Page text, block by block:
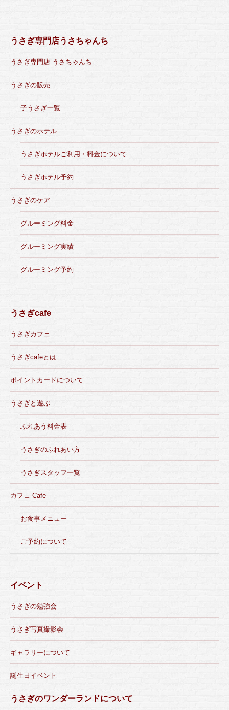
うさぎ専門店うさちゃんち
うさぎ専門店 うさちゃんち
うさぎの販売
子うさぎ一覧
うさぎのホテル
うさぎホテルご利用・料金について
うさぎホテル予約
うさぎのケア
グルーミング料金
グルーミング実績
グルーミング予約
うさぎcafe
うさぎカフェ
うさぎcafeとは
ポイントカードについて
うさぎと遊ぶ
ふれあう料金表
うさぎのふれあい方
うさぎスタッフ一覧
カフェ Cafe
お食事メニュー
ご予約について
イベント
うさぎの勉強会
うさぎ写真撮影会
ギャラリーについて
誕生日イベント
うさぎのワンダーランドについて